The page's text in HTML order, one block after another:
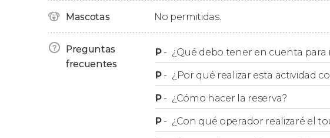
A tener en cuenta
Se recomienda estar en buena forma física y llevar ropa
excursión, que incluye varias horas de caminata.
Mascotas No permitidas.
Preguntas
frecuentes
P- ¿Qué debo tener en cuenta para
P- ¿Por qué realizar esta actividad
P- ¿Cómo hacer la reserva?
P- ¿Con qué operador realizaré el